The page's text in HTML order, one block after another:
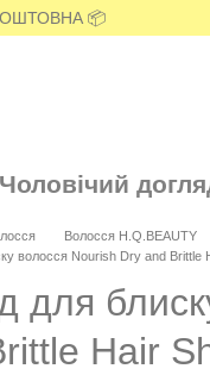
📦
Чоловічий
Волосся H.Q.BEAUTY
волосся Nourish Dry and Brittle
для
Hair